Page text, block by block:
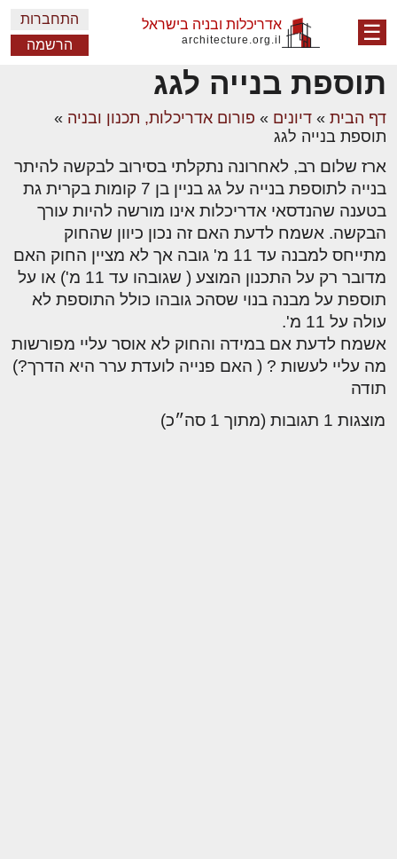
☰ אדריכלות ובניה בישראל
architecture.org.il
התחברות
הרשמה
תוספת בנייה לגג
דף הבית » דיונים » פורום אדריכלות, תכנון ובניה »
תוספת בנייה לגג
ארז שלום רב, לאחרונה נתקלתי בסירוב לבקשה להיתר
בנייה לתוספת בנייה על גג בניין בן 7 קומות בקרית גת
בטענה שהנדסאי אדריכלות אינו מורשה להיות עורך
הבקשה. אשמח לדעת האם זה נכון כיוון שהחוק
מתייחס למבנה עד 11 מ' גובה אך לא מציין החוק האם
מדובר רק על התכנון המוצע ( שגובהו עד 11 מ') או על
תוספת על מבנה בנוי שסהכ גובהו כולל התוספת לא
עולה על 11 מ'.
אשמח לדעת אם במידה והחוק לא אוסר עליי מפורשות
מה עליי לעשות ? ( האם פנייה לועדת ערר היא הדרך?)
תודה
מוצגות 1 תגובות (מתוך 1 סה״כ)